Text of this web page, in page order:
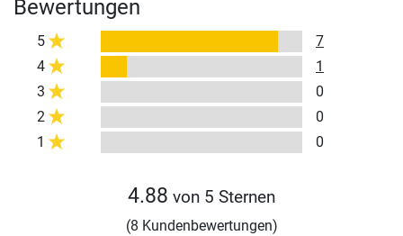
Bewertungen
5
7
4
1
3
0
2
0
1
0
4.88 von 5 Sternen
(8 Kundenbewertungen)